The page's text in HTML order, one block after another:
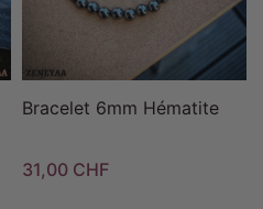
Bracelet 6mm Hématite
31,00 CHF